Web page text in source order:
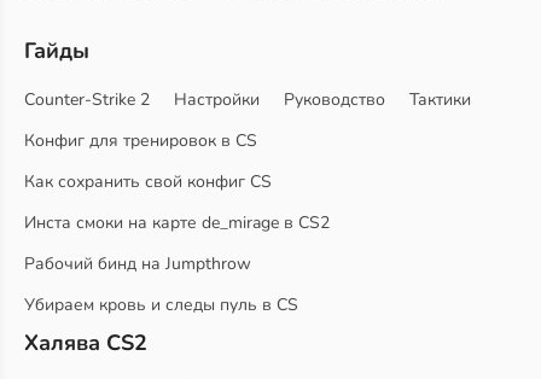
Гайды
Counter-Strike 2 Настройки Руководство
Тактики
Конфиг для тренировок в CS
Как сохранить свой конфиг CS
Инста смоки на карте de_mirage в CS2
Рабочий бинд на Jumpthrow
Убираем кровь и следы пуль в CS
Халява CS2